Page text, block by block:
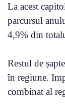
La acest
parcursul
4,9% din
Restul de
în regiune.
combinat al